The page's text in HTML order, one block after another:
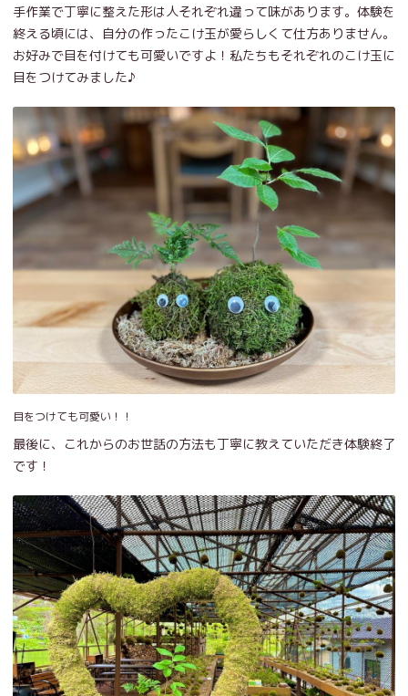
手作業で丁寧に整えた形は人それぞれ違って味があります。体験を
終える頃には、自分の作ったこけ玉が愛らしくて仕方ありません。
お好みで目を付けても可愛いですよ！私たちもそれぞれのこけ玉に
目をつけてみました♪
目をつけても可愛い！！
最後に、これからのお世話の方法も丁寧に教えていただき体験終了
です！